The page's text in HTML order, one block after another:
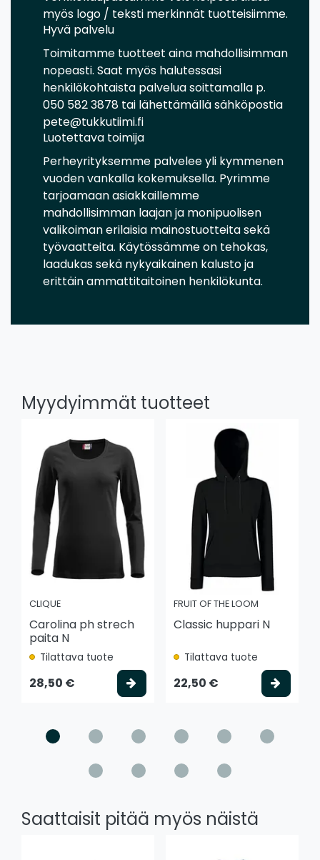
myös logo / teksti merkinnät tuotteisiimme.
Hyvä palvelu
Toimitamme tuotteet aina mahdollisimman
nopeasti. Saat myös halutessasi
henkilökohtaista palvelua soittamalla p.
050 582 3878 tai lähettämällä sähköpostia
pete@tukkutiimi.fi
Luotettava toimija
Perheyrityksemme palvelee yli kymmenen
vuoden vankalla kokemuksella. Pyrimme
tarjoamaan asiakkaillemme
mahdollisimman laajan ja monipuolisen
valikoiman erilaisia mainostuotteita sekä
työvaatteita. Käytössämme on tehokas,
laadukas sekä nykyaikainen kalusto ja
erittäin ammattitaitoinen henkilökunta.
Myydyimmät tuotteet
CLIQUE
Carolina ph strech
paita N
Tilattava tuote
28,50 € Valitse vaihtoehto
FRUIT OF THE LOOM
Classic huppari N
Tilattava tuote
22,50 €
Saattaisit pitää myös näistä